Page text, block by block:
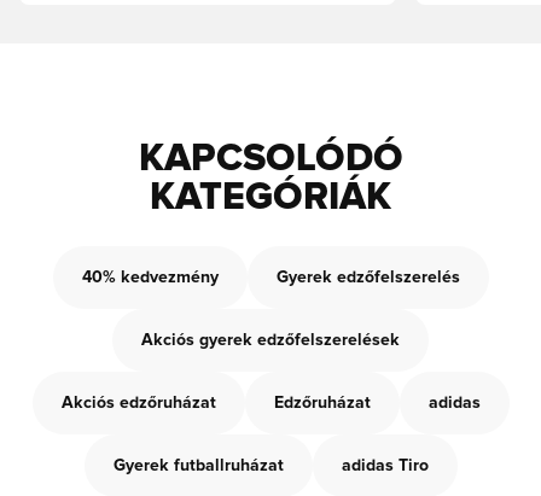
KAPCSOLÓDÓ
KATEGÓRIÁK
40% kedvezmény Gyerek edzőfelszerelés
Akciós gyerek edzőfelszerelések
Akciós edzőruházat Edzőruházat adidas
Gyerek futballruházat adidas Tiro